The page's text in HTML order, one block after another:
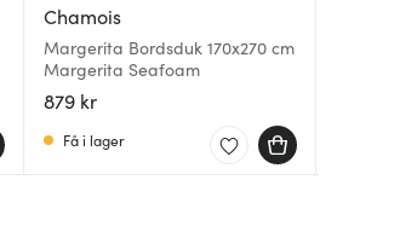
Chamois
Margerita Bordsduk 170x270 cm
Margerita Seafoam
879 kr
Få i lager